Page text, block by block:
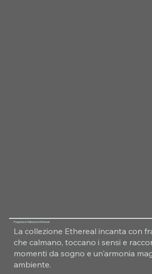
Fragranza Collezione Ethereal
La collezione Ethereal incanta con
che calmano, toccano i sensi e
momenti da sogno e un'armonia
ambiente.